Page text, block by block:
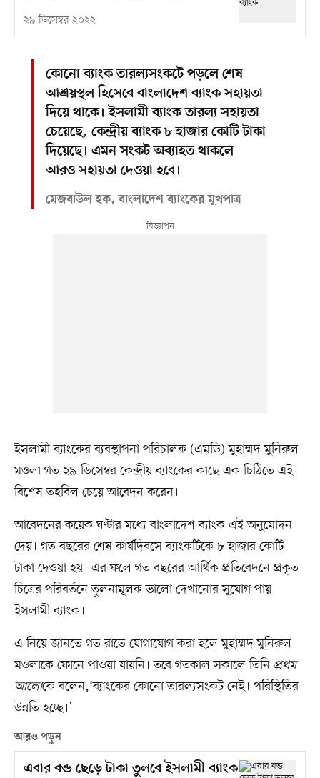
২৯ ডিসেম্বর ২০২২
কোনো ব্যাংক তারল্যসংকটে পড়লে শেষ
আশ্রয়স্থল হিসেবে বাংলাদেশ ব্যাংক সহায়তা
দিয়ে থাকে। ইসলামী ব্যাংক তারল্য সহায়তা
চেয়েছে, কেন্দ্রীয় ব্যাংক ৮ হাজার কোটি টাকা
দিয়েছে। এমন সংকট অব্যাহত থাকলে
আরও সহায়তা দেওয়া হবে।
মেজবাউল হক, বাংলাদেশ ব্যাংকের মুখপাত্র
ইসলামী ব্যাংকের ব্যবস্থাপনা পরিচালক (এমডি) মুহাম্মদ মুনিরুল
মওলা গত ২৯ ডিসেম্বর কেন্দ্রীয় ব্যাংকের কাছে এক চিঠিতে এই
বিশেষ তহবিল চেয়ে আবেদন করেন।
আবেদনের কয়েক ঘণ্টার মধ্যে বাংলাদেশ ব্যাংক এই অনুমোদন
দেয়। গত বছরের শেষ কার্যদিবসে ব্যাংকটিকে ৮ হাজার কোটি
টাকা দেওয়া হয়। এর ফলে গত বছরের আর্থিক প্রতিবেদনে প্রকৃত
চিত্রের পরিবর্তনে তুলনামূলক ভালো দেখানোর সুযোগ পায়
ইসলামী ব্যাংক।
এ নিয়ে জানতে গত রাতে যোগাযোগ করা হলে মুহাম্মদ মুনিরুল
মওলাকে ফোনে পাওয়া যায়নি। তবে গতকাল সকালে তিনি প্রথম
আলোকে বলেন,‘ব্যাংকের কোনো তারল্যসংকট নেই। পরিস্থিতির
উন্নতি হচ্ছে।’
আরও পড়ুন
এবার বন্ড ছেড়ে টাকা তুলবে ইসলামী ব্যাংক